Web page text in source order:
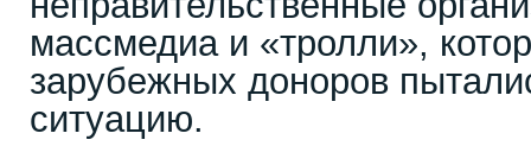
массмедиа и «тролли»,
зарубежных доноров
ситуацию.